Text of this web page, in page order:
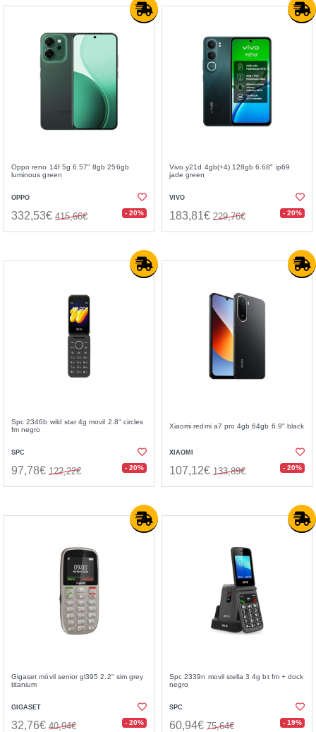
Oppo reno 14f 5g 6.57" 8gb 256gb
luminous green
OPPO
332,53€ 415,66€ - 20%
Vivo y21d 4gb(+4) 128gb 6.68" ip69
jade green
VIVO
183,81€ 229,76€ - 20%
Spc 2346b wild star 4g movil 2.8" circles
fm negro
SPC
97,78€ 122,22€ - 20%
Xiaomi redmi a7 pro 4gb 64gb 6.9" black
XIAOMI
107,12€ 133,89€ - 20%
Gigaset móvil senior gl395 2.2" sim grey
titanium
GIGASET
32,76€ 40,94€ - 20%
Spc 2339n movil stella 3 4g bt fm + dock
negro
SPC
60,94€ 75,64€ - 19%